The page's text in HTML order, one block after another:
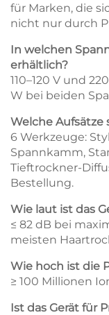
für Marken, die
nicht nur durch
In welchen
erhältlich?
110–120 V und
W bei beiden
Welche
6 Werkzeuge:
Spannkamm,
Tieftrockner-
Bestellung.
Wie laut ist das
≤ 82 dB bei
meisten
Wie hoch ist die
≥ 100 Millionen
Ist das Gerät für